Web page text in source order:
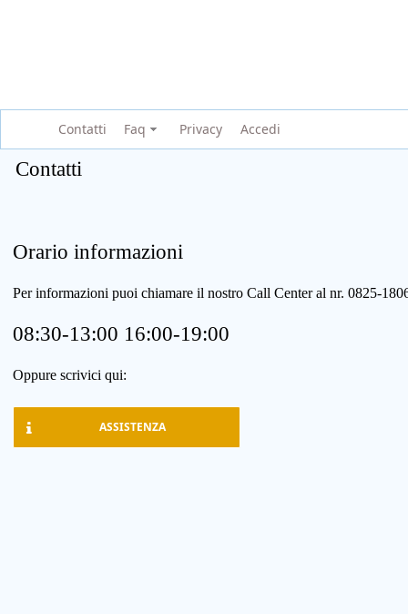
Contatti Faq Privacy Accedi
Contatti
Orario informazioni
Per informazioni puoi chiamare il nostro Call Center al nr. 0825-
08:30-13:00 16:00-19:00
Oppure scrivici qui:
ASSISTENZA